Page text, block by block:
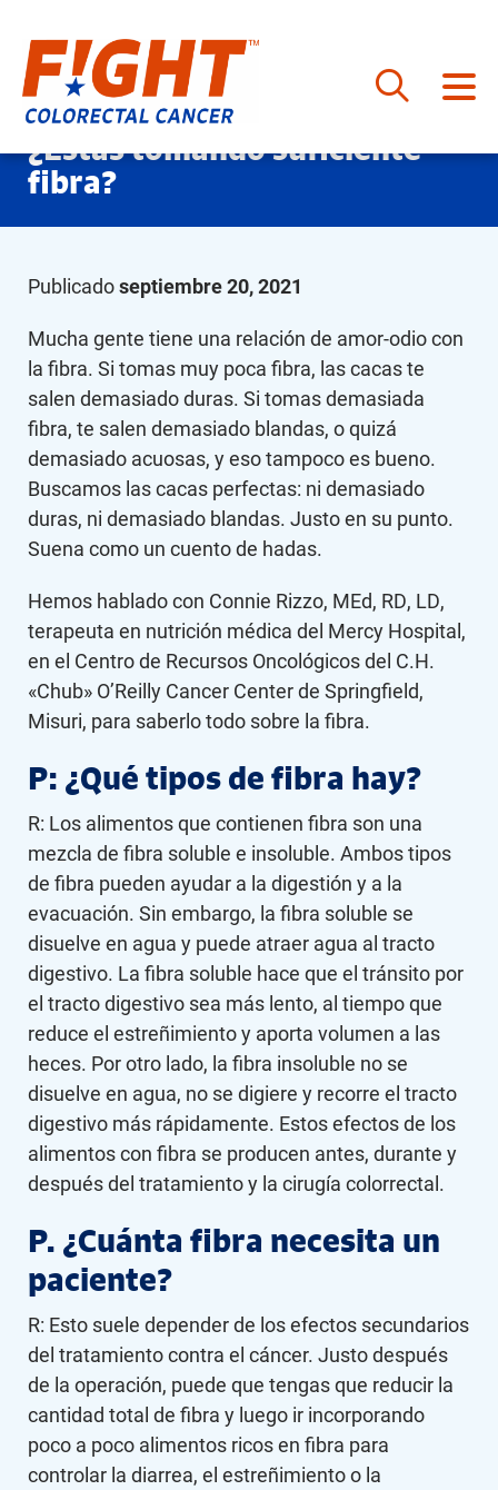
Saltar
al
contenido
¿Estás tomando suficiente
fibra?
Publicadoseptiembre 20, 2021
Mucha gente tiene una relación de amor-odio con
la fibra. Si tomas muy poca fibra, las cacas te
salen demasiado duras. Si tomas demasiada
fibra, te salen demasiado blandas, o quizá
demasiado acuosas, y eso tampoco es bueno.
Buscamos las cacas perfectas: ni demasiado
duras, ni demasiado blandas. Justo en su punto.
Suena como un cuento de hadas.
Hemos hablado con Connie Rizzo, MEd, RD, LD,
terapeuta en nutrición médica del Mercy Hospital,
en el Centro de Recursos Oncológicos del C.H.
«Chub» O’Reilly Cancer Center de Springfield,
Misuri, para saberlo todo sobre la fibra.
P: ¿Qué tipos de fibra hay?
R: Los alimentos que contienen fibra son una
mezcla de fibra soluble e insoluble. Ambos tipos
de fibra pueden ayudar a la digestión y a la
evacuación. Sin embargo, la fibra soluble se
disuelve en agua y puede atraer agua al tracto
digestivo. La fibra soluble hace que el tránsito por
el tracto digestivo sea más lento, al tiempo que
reduce el estreñimiento y aporta volumen a las
heces. Por otro lado, la fibra insoluble no se
disuelve en agua, no se digiere y recorre el tracto
digestivo más rápidamente. Estos efectos de los
alimentos con fibra se producen antes, durante y
después del tratamiento y la cirugía colorrectal.
P. ¿Cuánta fibra necesita un
paciente?
R: Esto suele depender de los efectos secundarios
del tratamiento contra el cáncer. Justo después
de la operación, puede que tengas que reducir la
cantidad total de fibra y luego ir incorporando
poco a poco alimentos ricos en fibra para
controlar la diarrea, el estreñimiento o la